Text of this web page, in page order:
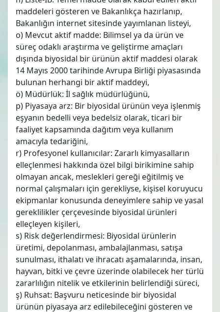
maddeleri gösteren ve Bakanlıkça hazırlanıp,
Bakanlığın internet sitesinde yayımlanan listeyi,
o) Mevcut aktif madde: Bilimsel ya da ürün ve
süreç odaklı araştırma ve geliştirme amaçları
dışında biyosidal bir ürünün aktif maddesi olarak
14 Mayıs 2000 tarihinde Avrupa Birliği piyasasında
bulunan herhangi bir aktif maddeyi,
ö) Müdürlük: İl sağlık müdürlüğünü,
p) Piyasaya arz: Bir biyosidal ürünün veya işlenmiş
eşyanın bedelli veya bedelsiz olarak, ticari bir
faaliyet kapsamında dağıtım veya kullanım
amacıyla tedariğini,
r) Profesyonel kullanıcılar: Zararlı kimyasalların
elleçlenmesi hakkında özel bilgi birikimine sahip
olmayan ancak, meslekleri gereği eğitilmiş ve
normal çalışmaları için gerekliyse, kişisel koruyucu
ekipmanlar konusunda deneyimlere sahip ve yasal
gereklilikler çerçevesinde biyosidal ürünleri
elleçleyen kişileri,
s) Risk değerlendirmesi: Biyosidal ürünlerin
üretimi, depolanması, ambalajlanması, satışa
sunulması, ithalatı ve ihracatı aşamalarında, insan,
hayvan, bitki ve çevre üzerinde olabilecek her türlü
zararlılığın nitelik ve etkilerinin belirlendiği süreci,
ş) Ruhsat: Başvuru neticesinde bir biyosidal
ürünün piyasaya arz edilebileceğini gösteren ve